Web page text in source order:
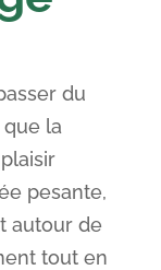
du
la
pesante,
autour de
tout en